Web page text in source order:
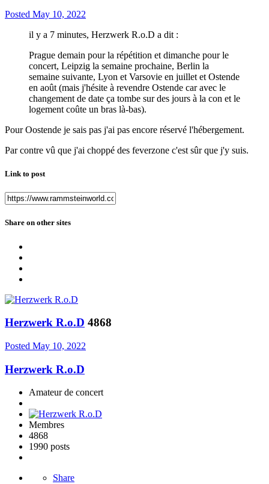
Posted May 10, 2022
il y a 7 minutes, Herzwerk R.o.D a dit :
Prague demain pour la répétition et dimanche pour le
concert, Leipzig la semaine prochaine, Berlin la
semaine suivante, Lyon et Varsovie en juillet et Ostende
en août (mais j'hésite à revendre Ostende car avec le
changement de date ça tombe sur des jours à la con et le
logement coûte un bras là-bas).
Pour Oostende je sais pas j'ai pas encore réservé l'hébergement.
Par contre vû que j'ai choppé des feverzone c'est sûr que j'y suis.
Link to post
Share on other sites
Herzwerk R.o.D 4868
Posted May 10, 2022
Herzwerk R.o.D
Amateur de concert
Membres
4868
1990 posts
Share